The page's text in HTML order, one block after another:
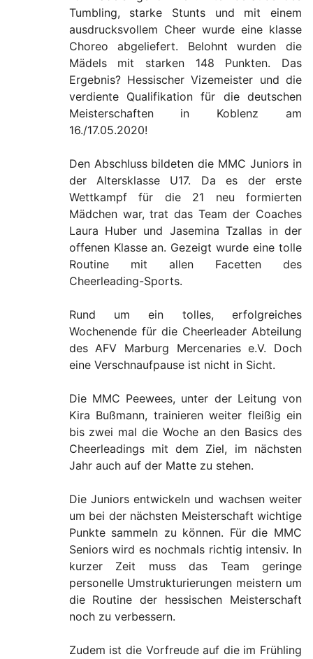
Tumbling, starke Stunts und mit einem
ausdrucksvollem Cheer wurde eine klasse
Choreo abgeliefert. Belohnt wurden die
Mädels mit starken 148 Punkten. Das
Ergebnis? Hessischer Vizemeister und die
verdiente Qualifikation für die deutschen
Meisterschaften in Koblenz am
16./17.05.2020!
Den Abschluss bildeten die MMC Juniors in
der Altersklasse U17. Da es der erste
Wettkampf für die 21 neu formierten
Mädchen war, trat das Team der Coaches
Laura Huber und Jasemina Tzallas in der
offenen Klasse an. Gezeigt wurde eine tolle
Routine mit allen Facetten des
Cheerleading-Sports.
Rund um ein tolles, erfolgreiches
Wochenende für die Cheerleader Abteilung
des AFV Marburg Mercenaries e.V. Doch
eine Verschnaufpause ist nicht in Sicht.
Die MMC Peewees, unter der Leitung von
Kira Bußmann, trainieren weiter fleißig ein
bis zwei mal die Woche an den Basics des
Cheerleadings mit dem Ziel, im nächsten
Jahr auch auf der Matte zu stehen.
Die Juniors entwickeln und wachsen weiter
um bei der nächsten Meisterschaft wichtige
Punkte sammeln zu können. Für die MMC
Seniors wird es nochmals richtig intensiv. In
kurzer Zeit muss das Team geringe
personelle Umstrukturierungen meistern um
die Routine der hessischen Meisterschaft
noch zu verbessern.
Zudem ist die Vorfreude auf die im Frühling